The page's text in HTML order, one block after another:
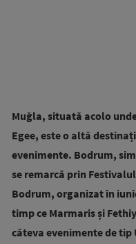
Muğla, situată acolo
Egee, este o altă
evenimente. Bodrum,
se remarcă prin
Bodrum, organizat în
timp ce Marmaris și
câteva evenimente de